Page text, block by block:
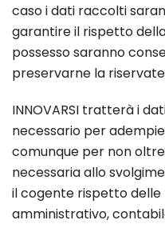
caso i dati raccolti
garantire il rispetto
possesso saranno
preservarne la
INNOVARSI tratterà i
necessario per
comunque per non
necessaria allo
il cogente rispetto
amministrativo,